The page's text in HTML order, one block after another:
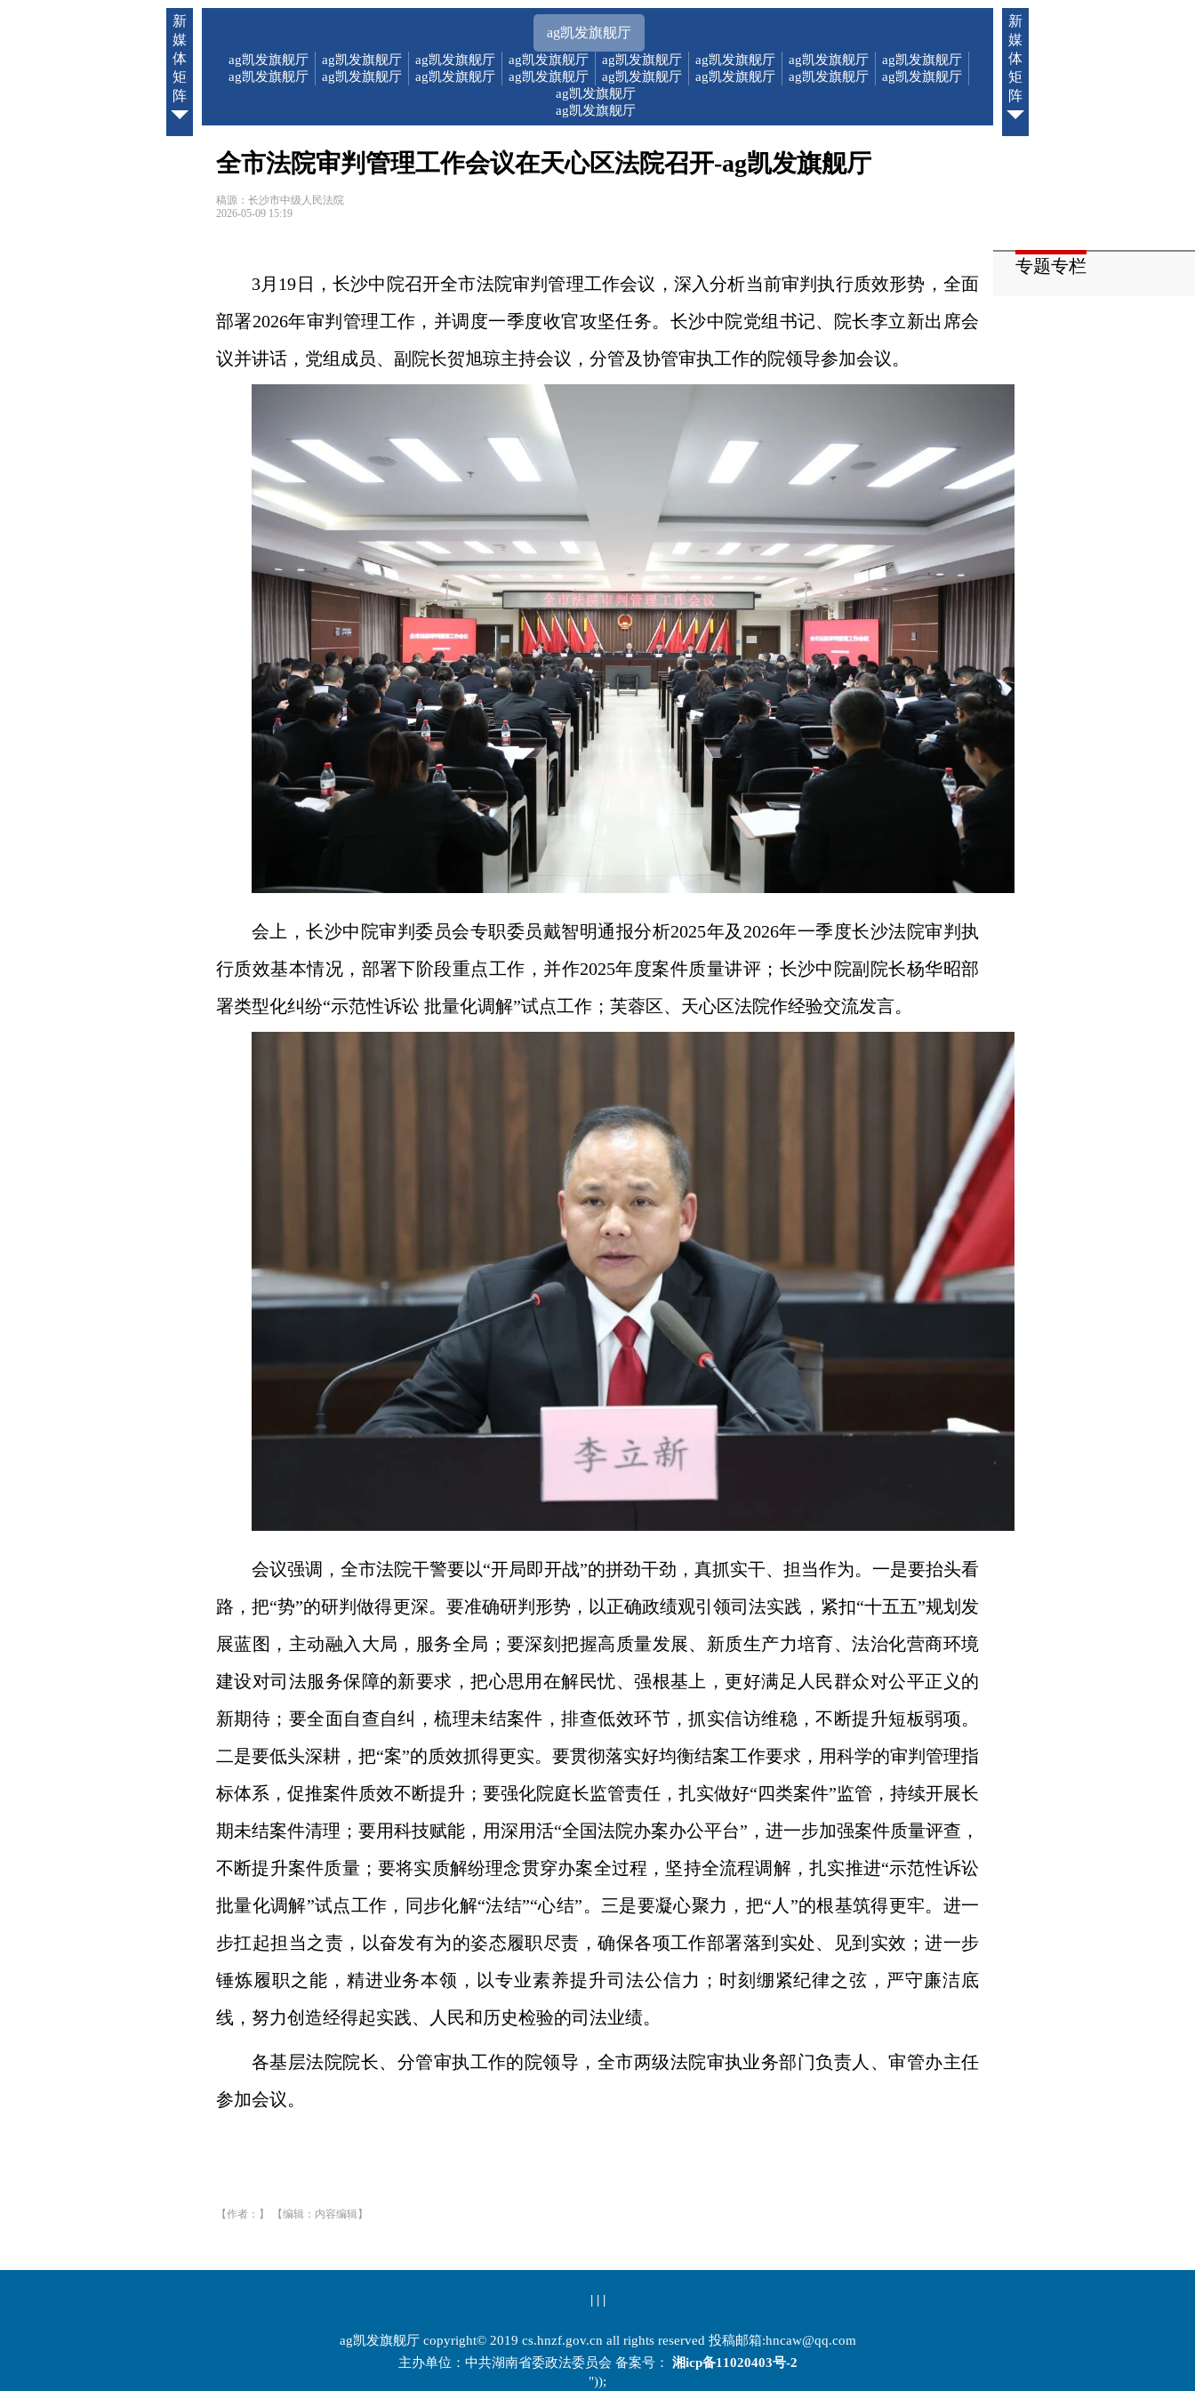
新
媒
体
矩
阵
新
媒
体
矩
阵
ag凯发旗舰厅
ag凯发旗舰厅
ag凯发旗舰厅
ag凯发旗舰厅
ag凯发旗舰厅
ag凯发旗舰厅
ag凯发旗舰厅
ag凯发旗舰厅
ag凯发旗舰厅
ag凯发旗舰厅
ag凯发旗舰厅
ag凯发旗舰厅
ag凯发旗舰厅
ag凯发旗舰厅
ag凯发旗舰厅
ag凯发旗舰厅
ag凯发旗舰厅
ag凯发旗舰厅
ag凯发旗舰厅
全市法院审判管理工作会议在天心区法院召开-ag凯发旗舰厅
稿源：长沙市中级人民法院
2026-05-09 15:19
3月19日，长沙中院召开全市法院审判管理工作会议，深入分析当前审判执行质效形势，全面
部署2026年审判管理工作，并调度一季度收官攻坚任务。长沙中院党组书记、院长李立新出席会
议并讲话，党组成员、副院长贺旭琼主持会议，分管及协管审执工作的院领导参加会议。
会上，长沙中院审判委员会专职委员戴智明通报分析2025年及2026年一季度长沙法院审判执
行质效基本情况，部署下阶段重点工作，并作2025年度案件质量讲评；长沙中院副院长杨华昭部
署类型化纠纷“示范性诉讼 批量化调解”试点工作；芙蓉区、天心区法院作经验交流发言。
会议强调，全市法院干警要以“开局即开战”的拼劲干劲，真抓实干、担当作为。一是要抬头看
路，把“势”的研判做得更深。要准确研判形势，以正确政绩观引领司法实践，紧扣“十五五”规划发
展蓝图，主动融入大局，服务全局；要深刻把握高质量发展、新质生产力培育、法治化营商环境
建设对司法服务保障的新要求，把心思用在解民忧、强根基上，更好满足人民群众对公平正义的
新期待；要全面自查自纠，梳理未结案件，排查低效环节，抓实信访维稳，不断提升短板弱项。
二是要低头深耕，把“案”的质效抓得更实。要贯彻落实好均衡结案工作要求，用科学的审判管理指
标体系，促推案件质效不断提升；要强化院庭长监管责任，扎实做好“四类案件”监管，持续开展长
期未结案件清理；要用科技赋能，用深用活“全国法院办案办公平台”，进一步加强案件质量评查，
不断提升案件质量；要将实质解纷理念贯穿办案全过程，坚持全流程调解，扎实推进“示范性诉讼
批量化调解”试点工作，同步化解“法结”“心结”。三是要凝心聚力，把“人”的根基筑得更牢。进一
步扛起担当之责，以奋发有为的姿态履职尽责，确保各项工作部署落到实处、见到实效；进一步
锤炼履职之能，精进业务本领，以专业素养提升司法公信力；时刻绷紧纪律之弦，严守廉洁底
线，努力创造经得起实践、人民和历史检验的司法业绩。
各基层法院院长、分管审执工作的院领导，全市两级法院审执业务部门负责人、审管办主任
参加会议。
【作者：】 【编辑：内容编辑】
专题专栏
| | |
ag凯发旗舰厅 copyright© 2019 cs.hnzf.gov.cn all rights reserved 投稿邮箱:hncaw@qq.com
主办单位：中共湖南省委政法委员会 备案号： 湘icp备11020403号-2
"));